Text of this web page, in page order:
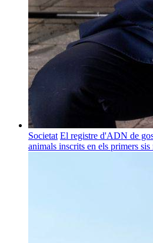
Societat El registre d'ADN de
animals inscrits en els primers sis